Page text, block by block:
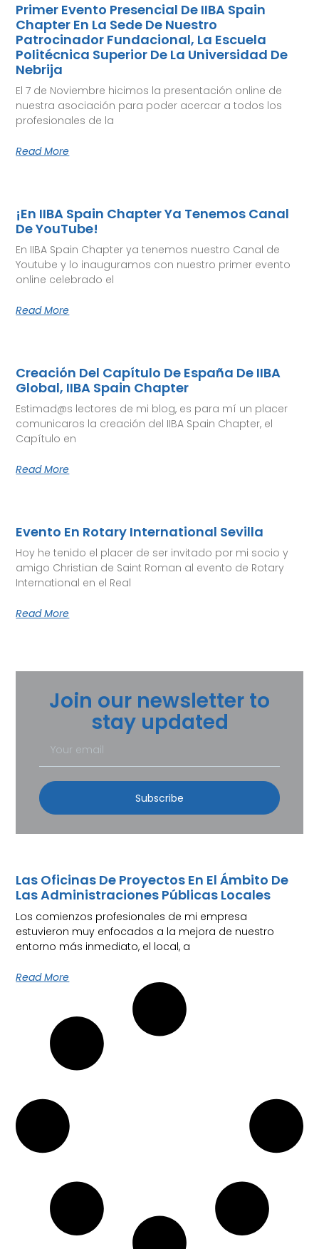
Primer Evento Presencial De IIBA Spain
Chapter En La Sede De Nuestro
Patrocinador Fundacional, La Escuela
Politécnica Superior De La Universidad De
Nebrija
El 7 de Noviembre hicimos la presentación online de
nuestra asociación para poder acercar a todos los
profesionales de la
Read More
¡En IIBA Spain Chapter Ya Tenemos Canal
De YouTube!
En IIBA Spain Chapter ya tenemos nuestro Canal de
Youtube y lo inauguramos con nuestro primer evento
online celebrado el
Read More
Creación Del Capítulo De España De IIBA
Global, IIBA Spain Chapter
Estimad@s lectores de mi blog, es para mí un placer
comunicaros la creación del IIBA Spain Chapter, el
Capítulo en
Read More
Evento En Rotary International Sevilla
Hoy he tenido el placer de ser invitado por mi socio y
amigo Christian de Saint Roman al evento de Rotary
International en el Real
Read More
Join our newsletter to
stay updated
Subscribe
Las Oficinas De Proyectos En El Ámbito De
Las Administraciones Públicas Locales
Los comienzos profesionales de mi empresa
estuvieron muy enfocados a la mejora de nuestro
entorno más inmediato, el local, a
Read More